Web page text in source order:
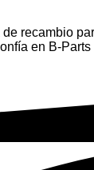
recambio
en B-